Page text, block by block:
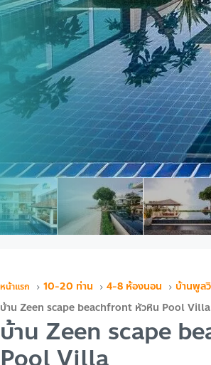
10-20 ท่าน 4-8 ห้องนอน
บ้านพูล
บ้าน Zeen scape beachfront หัวหิน Pool Villa
บ้าน Zeen scape